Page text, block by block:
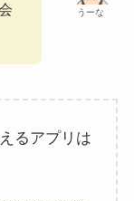
うーな
るアプリは